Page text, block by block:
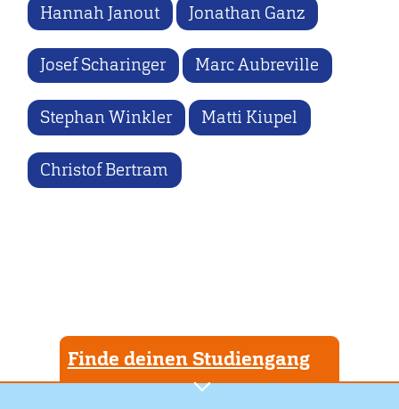
Hannah Janout Jonathan Ganz
Josef Scharinger Marc Aubreville
Stephan Winkler Matti Kiupel
Christof Bertram
Finde deinen Studiengang